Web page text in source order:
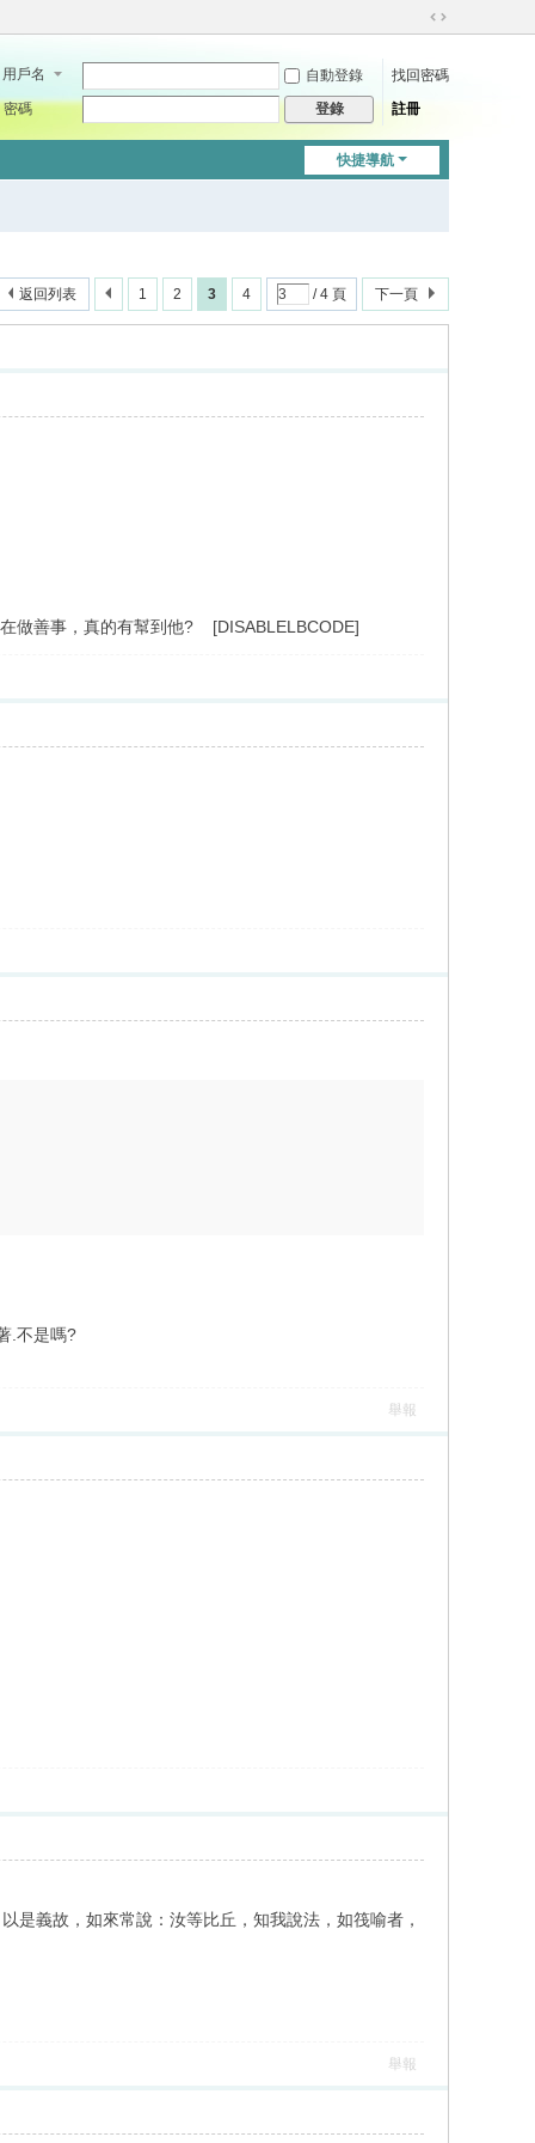
切
到
用戶名 自動登錄
找回密碼
密碼
登錄 註冊
快捷導航
1 2 3 4 / 4 頁 下一頁
返回列表
做善事，真的有幫到他? [DISABLELBCODE]
.不是嗎?
舉報
是義故，如來常說：汝等比丘，知我說法，如筏喻者，
舉報